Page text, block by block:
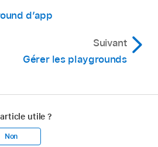
dʼapp
Suivant
Gérer les playgrounds
utile ?
Non